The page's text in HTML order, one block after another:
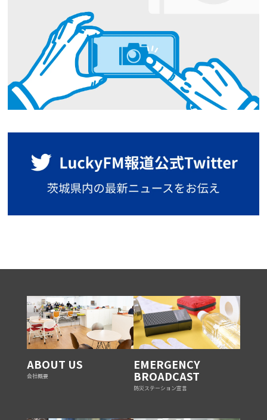
ABOUT US
会社概要
EMERGENCY
BROADCAST
防災ステーション宣言